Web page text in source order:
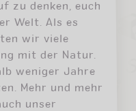
zu denken, euch
Welt. Als es
wir viele
mit der Natur.
weniger Jahre
Mehr und mehr
unser